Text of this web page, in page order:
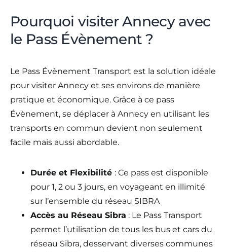
Pourquoi visiter Annecy avec
le Pass Évènement ?
Le Pass Évènement Transport est la solution idéale
pour visiter Annecy et ses environs de manière
pratique et économique. Grâce à ce pass
Évènement, se déplacer à Annecy en utilisant les
transports en commun devient non seulement
facile mais aussi abordable.
Durée et Flexibilité : Ce pass est disponible
pour 1, 2 ou 3 jours, en voyageant en illimité
sur l’ensemble du réseau SIBRA
Accès au Réseau Sibra : Le Pass Transport
permet l’utilisation de tous les bus et cars du
réseau Sibra, desservant diverses communes